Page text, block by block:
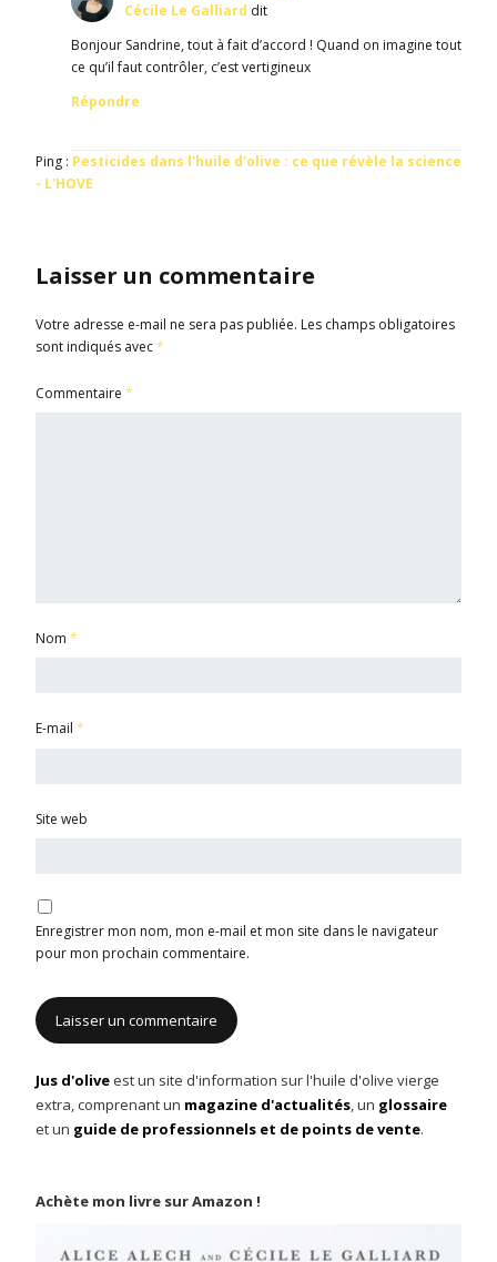
Cécile Le Galliard dit
Bonjour Sandrine, tout à fait d’accord ! Quand on imagine tout
ce qu’il faut contrôler, c’est vertigineux
Répondre
Ping : Pesticides dans l'huile d'olive : ce que révèle la science
- L'HOVE
Laisser un commentaire
Votre adresse e-mail ne sera pas publiée. Les champs obligatoires
sont indiqués avec*
Commentaire *
Nom *
E-mail *
Site web
Enregistrer mon nom, mon e-mail et mon site dans le navigateur
pour mon prochain commentaire.
Jus d'oliveest un site d'information sur l'huile d'olive vierge
extra, comprenant un magazine d'actualités, un glossaire
et un guide de professionnels et de points de vente.
Achète mon livre sur Amazon !